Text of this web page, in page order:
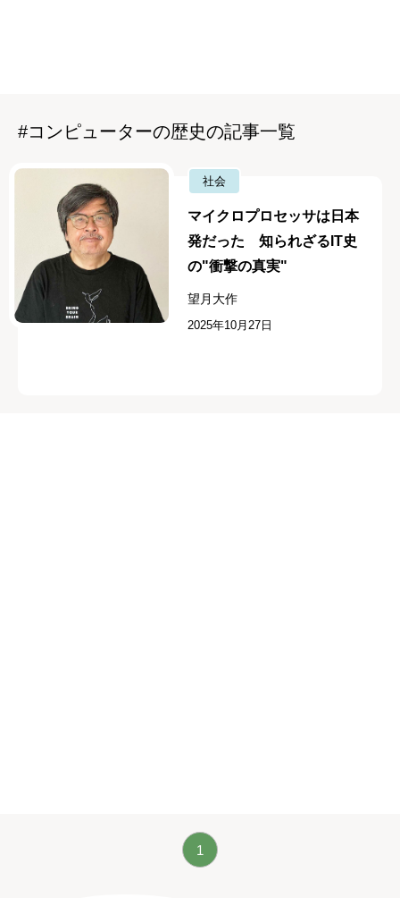
#コンピューターの歴史の記事一覧
社会
マイクロプロセッサは日本
発だった 知られざるIT史
の"衝撃の真実"
望月大作
2025年10月27日
1